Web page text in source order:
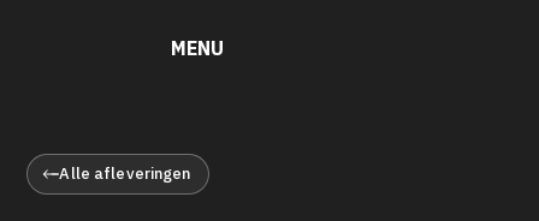
MENU
Alle afleveringen